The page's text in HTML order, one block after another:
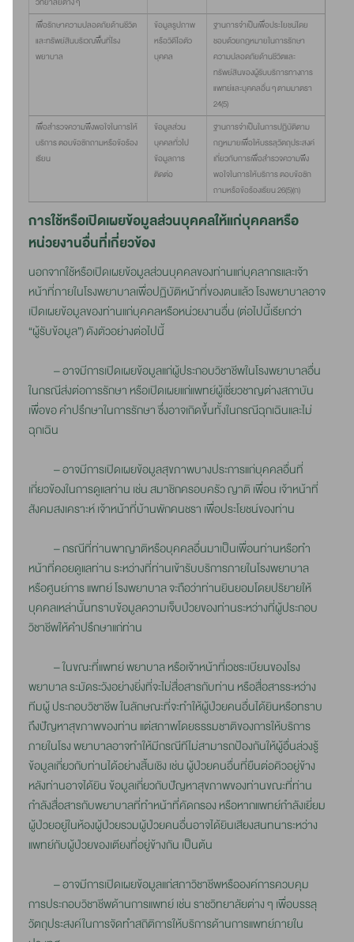
เพื่อรักษาความปลอดภัยด้านชีวิต
และทรัพย์สินบริเวณพื้นที่โรง
พยาบาล
ข้อมูลรูปภาพ
หรือวิดีโอตัว
บุคคล
ฐานการจำเป็นเพื่อประโยชน์โดย
ชอบด้วยกฎหมายในการรักษา
ความปลอดภัยด้านชีวิตและ
ทรัพย์สินของผู้รับบริการทางการ
แพทย์และบุคคลอื่น ๆ ตามมาตรา
24(5)
เพื่อสำรวจความพึงพอใจในการให้
บริการ ตอบข้อซักถามหรือข้อร้อง
เรียน
ข้อมูลส่วน
บุคคลทั่วไป
ข้อมูลการ
ติดต่อ
ฐานการจำเป็นในการปฏิบัติตาม
กฎหมายเพื่อให้บรรลุวัตถุประสงค์
เกี่ยวกับการเพื่อสำรวจความพึง
พอใจในการให้บริการ ตอบข้อซัก
ถามหรือข้อร้องเรียน 26(5)(ก)
การใช้หรือเปิดเผยข้อมูลส่วนบุคคลให้แก่บุคคลหรือ
หน่วยงานอื่นที่เกี่ยวข้อง
นอกจากใช้หรือเปิดเผยข้อมูลส่วนบุคคลของท่านแก่บุคลากรและเจ้า
หน้าที่ภายในโรงพยาบาลเพื่อปฏิบัติหน้าที่ของตนแล้ว โรงพยาบาลอาจ
เปิดเผยข้อมูลของท่านแก่บุคคลหรือหน่วยงานอื่น (ต่อไปนี้เรียกว่า
“ผู้รับข้อมูล”) ดังตัวอย่างต่อไปนี้
– อาจมีการเปิดเผยข้อมูลแก่ผู้ประกอบวิชาชีพในโรงพยาบาลอื่น
ในกรณีส่งต่อการรักษา หรือเปิดเผยแก่แพทย์ผู้เชี่ยวชาญต่างสถาบัน
เพื่อขอ คำปรึกษาในการรักษา ซึ่งอาจเกิดขึ้นทั้งในกรณีฉุกเฉินและไม่
ฉุกเฉิน
– อาจมีการเปิดเผยข้อมูลสุขภาพบางประการแก่บุคคลอื่นที่
เกี่ยวข้องในการดูแลท่าน เช่น สมาชิกครอบครัว ญาติ เพื่อน เจ้าหน้าที่
สังคมสงเคราะห์ เจ้าหน้าที่บ้านพักคนชรา เพื่อประโยชน์ของท่าน
– กรณีที่ท่านพาญาติหรือบุคคลอื่นมาเป็นเพื่อนท่านหรือทำ
หน้าที่คอยดูแลท่าน ระหว่างที่ท่านเข้ารับบริการภายในโรงพยาบาล
หรือศูนย์การ แพทย์ โรงพยาบาล จะถือว่าท่านยินยอมโดยปริยายให้
บุคคลเหล่านั้นทราบข้อมูลความเจ็บป่วยของท่านระหว่างที่ผู้ประกอบ
วิชาชีพให้คำปรึกษาแก่ท่าน
– ในขณะที่แพทย์ พยาบาล หรือเจ้าหน้าที่เวชระเบียนของโรง
พยาบาล ระมัดระวังอย่างยิ่งที่จะไม่สื่อสารกับท่าน หรือสื่อสารระหว่าง
ทีมผู้ ประกอบวิชาชีพ ในลักษณะที่จะทำให้ผู้ป่วยคนอื่นได้ยินหรือทราบ
ถึงปัญหาสุขภาพของท่าน แต่สภาพโดยธรรมชาติของการให้บริการ
ภายในโรง พยาบาลอาจทำให้มีกรณีทีไม่สามารถป้องกันให้ผู้อื่นล่วงรู้
ข้อมูลเกี่ยวกับท่านได้อย่างสิ้นเชิง เช่น ผู้ป่วยคนอื่นที่ยืนต่อคิวอยู่ข้าง
หลังท่านอาจได้ยิน ข้อมูลเกี่ยวกับปัญหาสุขภาพของท่านขณะที่ท่าน
กำลังสื่อสารกับพยาบาลที่ทำหน้าที่คัดกรอง หรือหากแพทย์กำลังเยี่ยม
ผู้ป่วยอยู่ในห้องผู้ป่วยรวมผู้ป่วยคนอื่นอาจได้ยินเสียงสนทนาระหว่าง
แพทย์กับผู้ป่วยของเตียงที่อยู่ข้างกัน เป็นต้น
– อาจมีการเปิดเผยข้อมูลแก่สภาวิชาชีพหรือองค์การควบคุม
การประกอบวิชาชีพด้านการแพทย์ เช่น ราชวิทยาลัยต่าง ๆ เพื่อบรรลุ
วัตถุประสงค์ในการจัดทำสถิติการให้บริการด้านการแพทย์ภายใน